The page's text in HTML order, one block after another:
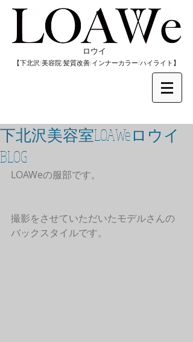
​ロウイ
​【下北沢/美容院/髪質改善/インナーカラー/​ハイライト】
下北沢美容室LOAWeロウイ
BLOG
LOAWeの服部です。
撮影をさせていただいたモデルさんの
バックスタイルです。